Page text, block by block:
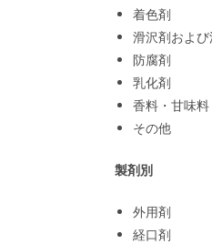
着色剤
滑沢剤およ
防腐剤
乳化剤
香料・甘味料
その他
製剤別
外用剤
経口剤